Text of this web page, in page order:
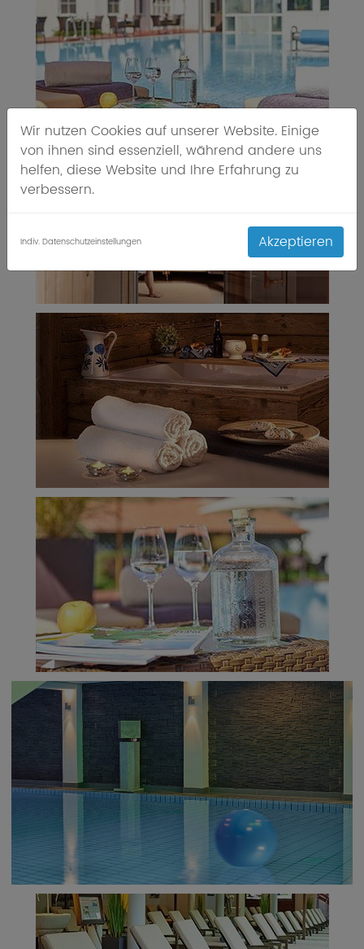
Wir nutzen Cookies auf unserer Website. Einige
von ihnen sind essenziell, während andere uns
helfen, diese Website und Ihre Erfahrung zu
verbessern.
Indiv. Datenschutzeinstellungen Akzeptieren